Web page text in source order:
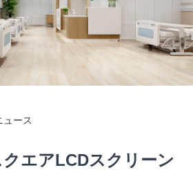
ュース
エアLCDスクリーン